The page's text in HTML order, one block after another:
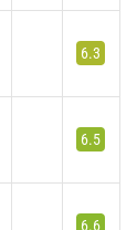
6.3
6.5
6.6